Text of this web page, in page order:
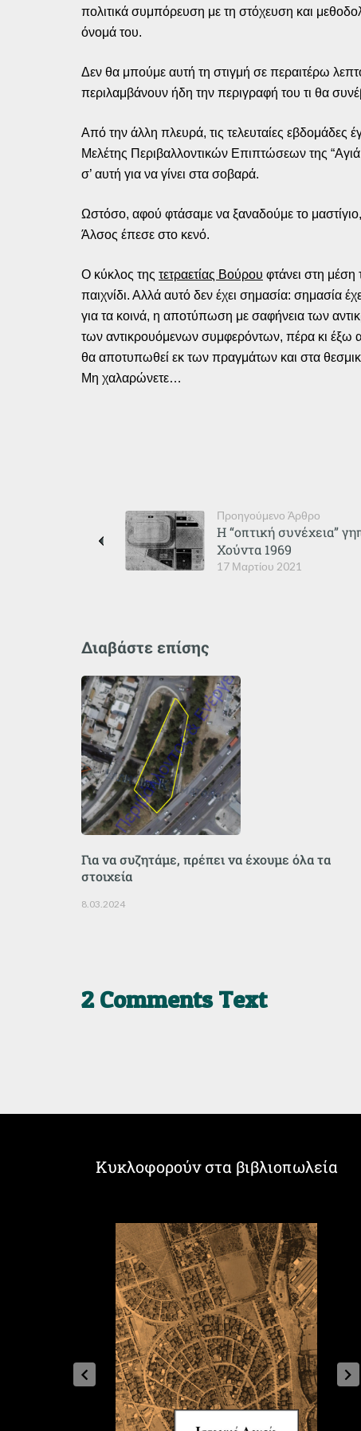
πολιτικά συμπόρευση με τη στόχευση και
όνομά του.
Δεν θα μπούμε αυτή τη στιγμή σε περαιτέρω
περιλαμβάνουν ήδη την περιγραφή του τι θα
Από την άλλη πλευρά, τις τελευταίες εβδομάδες
Μελέτης Περιβαλλοντικών Επιπτώσεων της
σ’ αυτή για να γίνει στα σοβαρά.
Ωστόσο, αφού φτάσαμε να ξαναδούμε το
Άλσος έπεσε στο κενό.
Ο κύκλος της τετραετίας Βούρου φτάνει στη μέση
παιχνίδι. Αλλά αυτό δεν έχει σημασία: σημασία
για τα κοινά, η αποτύπωση με σαφήνεια των
των αντικρουόμενων συμφερόντων, πέρα κι έξω
θα αποτυπωθεί εκ των πραγμάτων και στα θεσμικά
Μη χαλαρώνετε…
Προηγούμενο Άρθρο
17 Μαρτίου 2021
H “οπτική συνέχεια”
Χούντα 1969
Διαβάστε επίσης
Για να συζητάμε, πρέπει να έχουμε όλα τα
στοιχεία
8.03.2024
2 Comments Text
Κυκλοφορούν στα βιβλιοπωλεία